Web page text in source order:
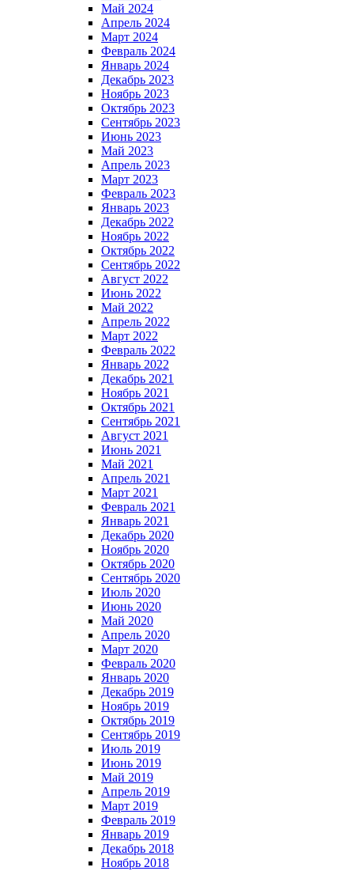
Май 2024
Апрель 2024
Март 2024
Февраль 2024
Январь 2024
Декабрь 2023
Ноябрь 2023
Октябрь 2023
Сентябрь 2023
Июнь 2023
Май 2023
Апрель 2023
Март 2023
Февраль 2023
Январь 2023
Декабрь 2022
Ноябрь 2022
Октябрь 2022
Сентябрь 2022
Август 2022
Июнь 2022
Май 2022
Апрель 2022
Март 2022
Февраль 2022
Январь 2022
Декабрь 2021
Ноябрь 2021
Октябрь 2021
Сентябрь 2021
Август 2021
Июнь 2021
Май 2021
Апрель 2021
Март 2021
Февраль 2021
Январь 2021
Декабрь 2020
Ноябрь 2020
Октябрь 2020
Сентябрь 2020
Июль 2020
Июнь 2020
Май 2020
Апрель 2020
Март 2020
Февраль 2020
Январь 2020
Декабрь 2019
Ноябрь 2019
Октябрь 2019
Сентябрь 2019
Июль 2019
Июнь 2019
Май 2019
Апрель 2019
Март 2019
Февраль 2019
Январь 2019
Декабрь 2018
Ноябрь 2018